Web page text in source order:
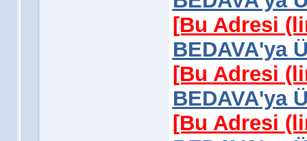
[Bu Adresi
BEDAVA'ya
[Bu Adresi
BEDAVA'ya
[Bu Adresi